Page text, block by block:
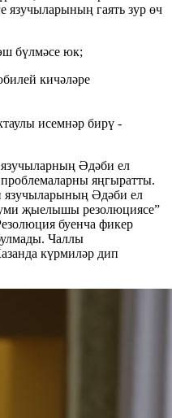
язучыларының гаять зур өч
бүлмәсе юк;
кичәләре
исемнәр бирү -
Әдәби ел
яңгыратты.
язучыларының Әдәби ел
җыелышы резолюциясе”
буенча фикер
Чаллы
күрмиләр дип